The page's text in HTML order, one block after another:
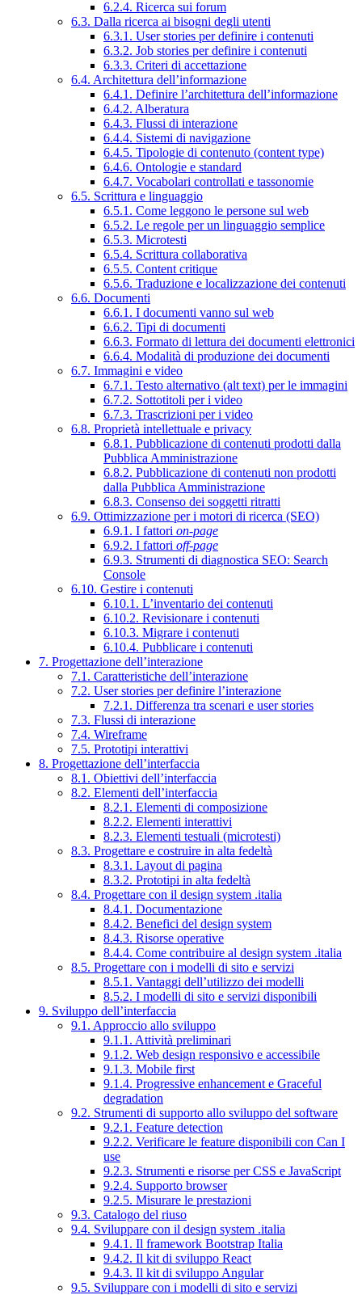
6.2.4. Ricerca sui forum
6.3. Dalla ricerca ai bisogni degli utenti
6.3.1. User stories per definire i contenuti
6.3.2. Job stories per definire i contenuti
6.3.3. Criteri di accettazione
6.4. Architettura dell’informazione
6.4.1. Definire l’architettura dell’informazione
6.4.2. Alberatura
6.4.3. Flussi di interazione
6.4.4. Sistemi di navigazione
6.4.5. Tipologie di contenuto (content type)
6.4.6. Ontologie e standard
6.4.7. Vocabolari controllati e tassonomie
6.5. Scrittura e linguaggio
6.5.1. Come leggono le persone sul web
6.5.2. Le regole per un linguaggio semplice
6.5.3. Microtesti
6.5.4. Scrittura collaborativa
6.5.5. Content critique
6.5.6. Traduzione e localizzazione dei contenuti
6.6. Documenti
6.6.1. I documenti vanno sul web
6.6.2. Tipi di documenti
6.6.3. Formato di lettura dei documenti elettronici
6.6.4. Modalità di produzione dei documenti
6.7. Immagini e video
6.7.1. Testo alternativo (alt text) per le immagini
6.7.2. Sottotitoli per i video
6.7.3. Trascrizioni per i video
6.8. Proprietà intellettuale e privacy
6.8.1. Pubblicazione di contenuti prodotti dalla
Pubblica Amministrazione
6.8.2. Pubblicazione di contenuti non prodotti
dalla Pubblica Amministrazione
6.8.3. Consenso dei soggetti ritratti
6.9. Ottimizzazione per i motori di ricerca (SEO)
6.9.1. I fattori on-page
6.9.2. I fattori off-page
6.9.3. Strumenti di diagnostica SEO: Search
Console
6.10. Gestire i contenuti
6.10.1. L’inventario dei contenuti
6.10.2. Revisionare i contenuti
6.10.3. Migrare i contenuti
6.10.4. Pubblicare i contenuti
7. Progettazione dell’interazione
7.1. Caratteristiche dell’interazione
7.2. User stories per definire l’interazione
7.2.1. Differenza tra scenari e user stories
7.3. Flussi di interazione
7.4. Wireframe
7.5. Prototipi interattivi
8. Progettazione dell’interfaccia
8.1. Obiettivi dell’interfaccia
8.2. Elementi dell’interfaccia
8.2.1. Elementi di composizione
8.2.2. Elementi interattivi
8.2.3. Elementi testuali (microtesti)
8.3. Progettare e costruire in alta fedeltà
8.3.1. Layout di pagina
8.3.2. Prototipi in alta fedeltà
8.4. Progettare con il design system .italia
8.4.1. Documentazione
8.4.2. Benefici del design system
8.4.3. Risorse operative
8.4.4. Come contribuire al design system .italia
8.5. Progettare con i modelli di sito e servizi
8.5.1. Vantaggi dell’utilizzo dei modelli
8.5.2. I modelli di sito e servizi disponibili
9. Sviluppo dell’interfaccia
9.1. Approccio allo sviluppo
9.1.1. Attività preliminari
9.1.2. Web design responsivo e accessibile
9.1.3. Mobile first
9.1.4. Progressive enhancement e Graceful
degradation
9.2. Strumenti di supporto allo sviluppo del software
9.2.1. Feature detection
9.2.2. Verificare le feature disponibili con Can I
use
9.2.3. Strumenti e risorse per CSS e JavaScript
9.2.4. Supporto browser
9.2.5. Misurare le prestazioni
9.3. Catalogo del riuso
9.4. Sviluppare con il design system .italia
9.4.1. Il framework Bootstrap Italia
9.4.2. Il kit di sviluppo React
9.4.3. Il kit di sviluppo Angular
9.5. Sviluppare con i modelli di sito e servizi